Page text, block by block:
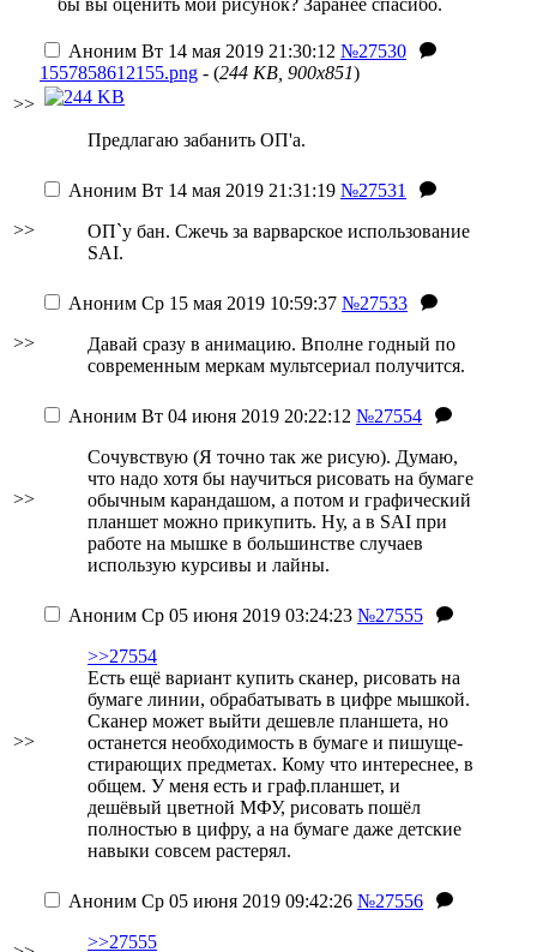
бы вы оценить мой рисунок? Заранее спасибо.
>>
Аноним Вт 14 мая 2019 21:30:12 №27530
1557858612155.png - (244 KB, 900x851)
Предлагаю забанить ОП'а.
>>
Аноним Вт 14 мая 2019 21:31:19 №27531
ОП`у бан. Сжечь за варварское использование
SAI.
>>
Аноним Ср 15 мая 2019 10:59:37 №27533
Давай сразу в анимацию. Вполне годный по
современным меркам мультсериал получится.
>>
Аноним Вт 04 июня 2019 20:22:12 №27554
Сочувствую (Я точно так же рисую). Думаю,
что надо хотя бы научиться рисовать на бумаге
обычным карандашом, а потом и графический
планшет можно прикупить. Ну, а в SAI при
работе на мышке в большинстве случаев
использую курсивы и лайны.
>>
Аноним Ср 05 июня 2019 03:24:23 №27555
>>27554
Есть ещё вариант купить сканер, рисовать на
бумаге линии, обрабатывать в цифре мышкой.
Сканер может выйти дешевле планшета, но
останется необходимость в бумаге и пишуще-
стирающих предметах. Кому что интереснее, в
общем. У меня есть и граф.планшет, и
дешёвый цветной МФУ, рисовать пошёл
полностью в цифру, а на бумаге даже детские
навыки совсем растерял.
Аноним Ср 05 июня 2019 09:42:26 №27556
>>27555